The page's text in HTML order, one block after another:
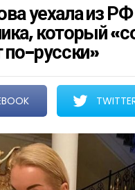
уехала из
который
по-русски»